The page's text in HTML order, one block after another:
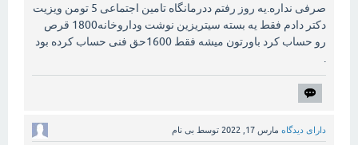
صرفی نداره.یه روز رفتم ددرمانگاه تامین اجتماعی 5 تومن ویزیت
دکتر دادم فقط یه بسته سیتریزین نوشت وداروخانه1800 قرص
رو حساب کرد باورتون میشه فقط 1600حق فنی حساب کرده بود
دارای دیدگاه مارس 17, 2022 توسط بی نام